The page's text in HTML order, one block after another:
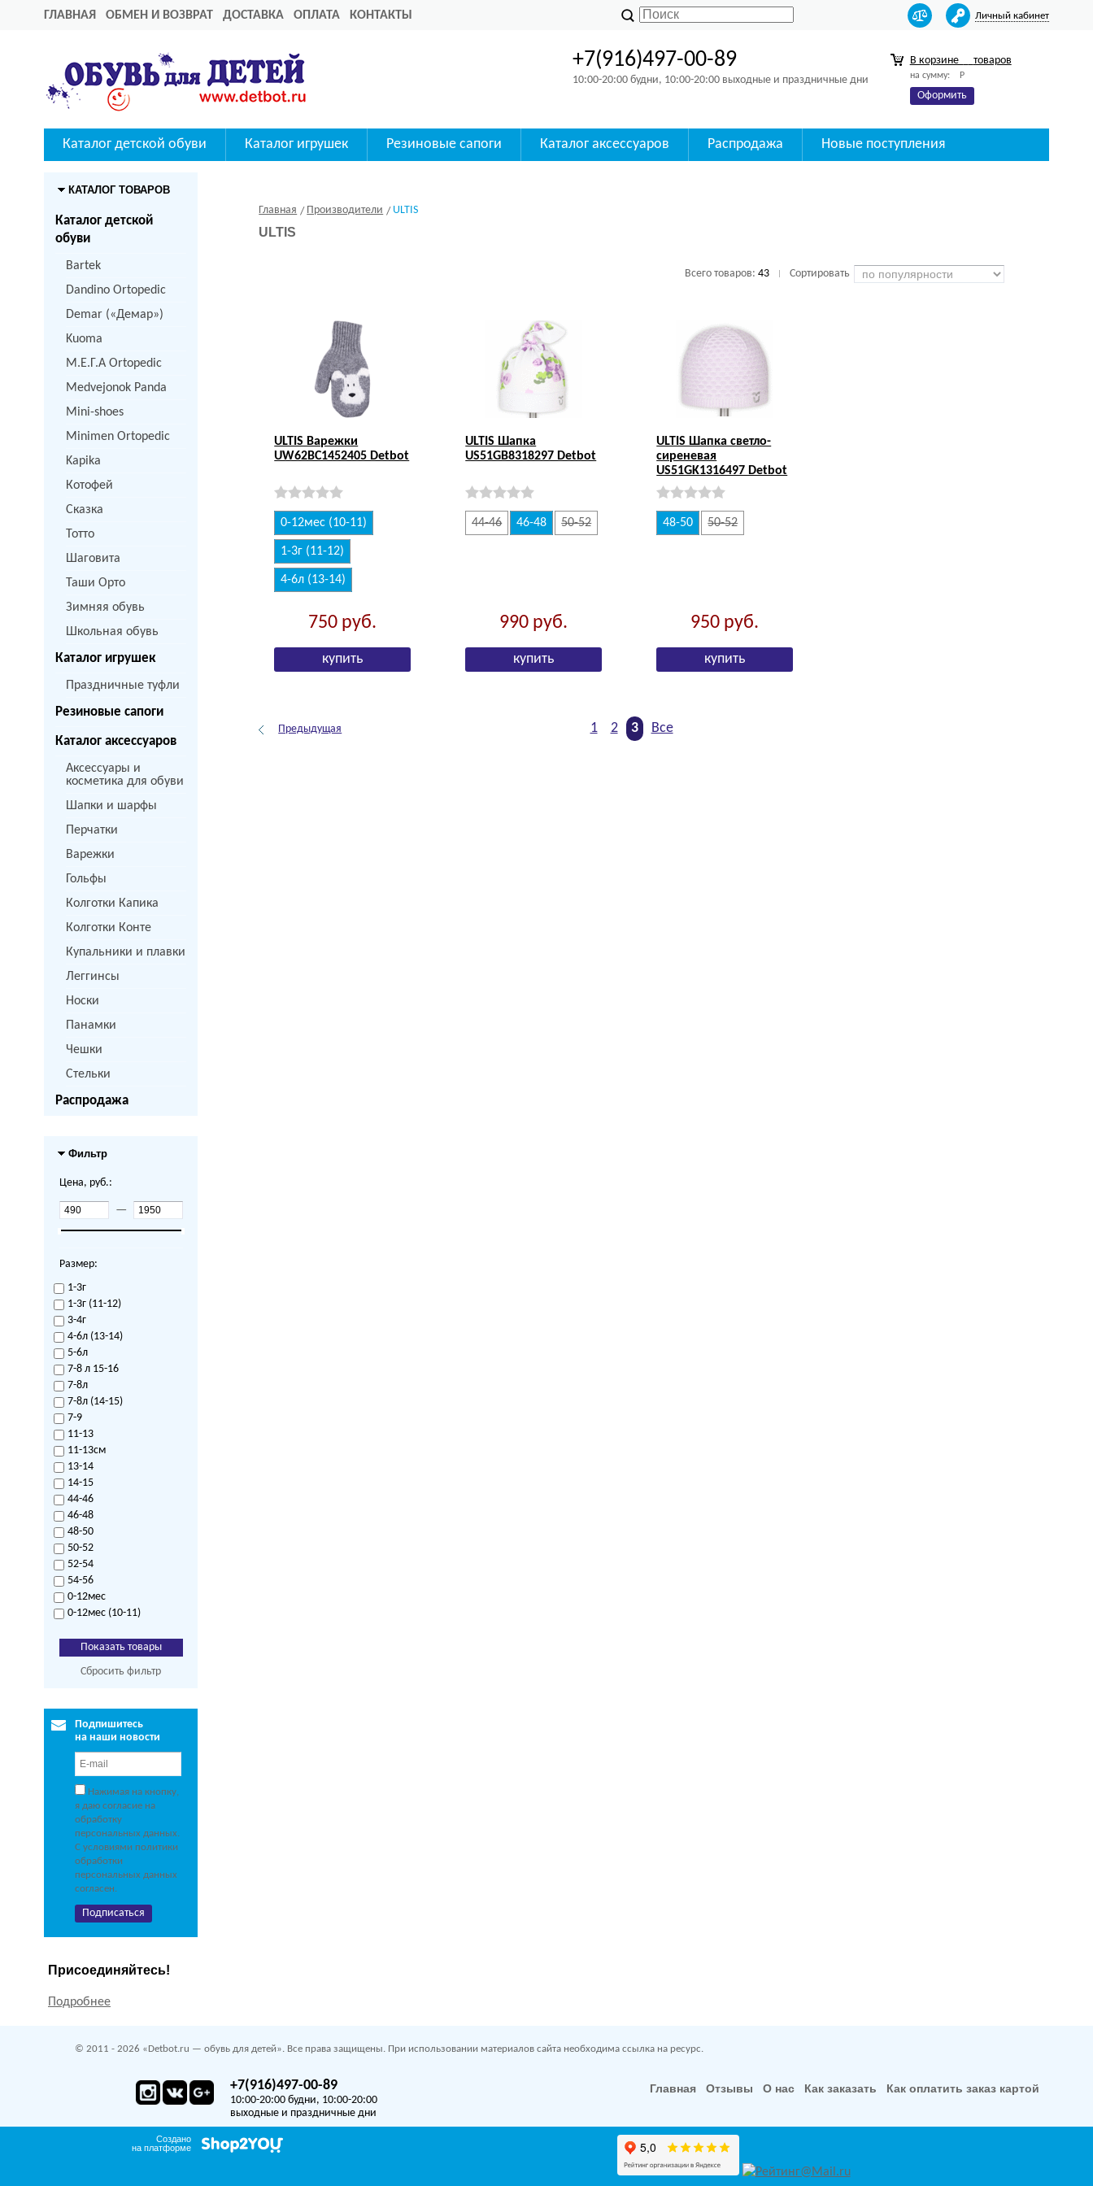
ГЛАВНАЯ ОБМЕН И ВОЗВРАТ ДОСТАВКА ОПЛАТА КОНТАКТЫ Личный кабинет
+7(916)497-00-89
10:00-20:00 будни, 10:00-20:00 выходные и праздничные дни
В корзине товаров
на сумму: Р
Оформить
Каталог детской обуви Каталог игрушек Резиновые сапоги Каталог аксессуаров Распродажа Новые поступления
КАТАЛОГ ТОВАРОВ
Каталог детской
обуви
Bartek
Dandino Ortopedic
Demar («Демар»)
Kuoma
M.Е.Г.А Ortopedic
Medvejonok Panda
Mini-shoes
Minimen Ortopedic
Kapika
Котофей
Сказка
Тотто
Шаговита
Таши Орто
Зимняя обувь
Школьная обувь
Каталог игрушек
Праздничные туфли
Резиновые сапоги
Каталог аксессуаров
Аксессуары и
косметика для обуви
Шапки и шарфы
Перчатки
Варежки
Гольфы
Колготки Капика
Колготки Конте
Купальники и плавки
Леггинсы
Носки
Панамки
Чешки
Стельки
Распродажа
Фильтр
Цена, руб.:
—
Размер:
1-3г
1-3г (11-12)
3-4г
4-6л (13-14)
5-6л
7-8 л 15-16
7-8л
7-8л (14-15)
7-9
11-13
11-13см
13-14
14-15
44-46
46-48
48-50
50-52
52-54
54-56
0-12мес
0-12мес (10-11)
Сбросить фильтр
Подпишитесь
на наши новости
Нажимая на кнопку,
я даю согласие на
обработку
персональных данных.
С условиями политики
обработки
персональных данных
согласен.
Присоединяйтесь!
Подробнее
Главная Производители ULTIS
ULTIS
Всего товаров: 43 Сортировать
ULTIS Варежки
UW62BC1452405 Detbot
0-12мес (10-11)
1-3г (11-12)
4-6л (13-14)
750 руб.
ULTIS Шапка
US51GB8318297 Detbot
44-46 46-48 50-52
990 руб.
ULTIS Шапка светло-
сиреневая
US51GK1316497 Detbot
48-50 50-52
950 руб.
1 2 3 Все
Предыдущая
© 2011 - 2026 «Detbot.ru — обувь для детей». Все права защищены. При использовании материалов сайта необходима ссылка на ресурс.
+7(916)497-00-89
10:00-20:00 будни, 10:00-20:00
выходные и праздничные дни
Главная Отзывы О нас Как заказать Как оплатить заказ картой
Создано
на платформе